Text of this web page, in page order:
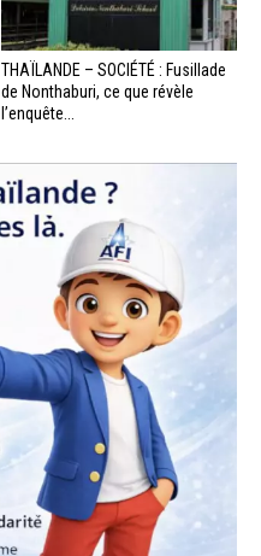
THAÏLANDE – SOCIÉTÉ : Fusillade
de Nonthaburi, ce que révèle
l’enquête...